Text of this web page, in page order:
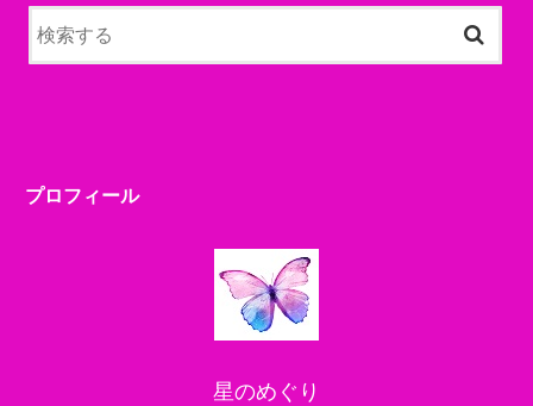
プロフィール
星のめぐり